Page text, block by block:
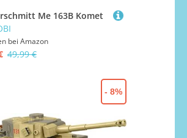
Me 163B Komet
bei Amazon
49,99 €
- 8%